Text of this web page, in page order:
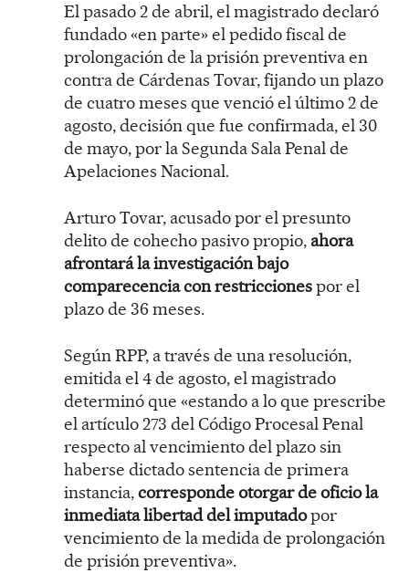
El pasado 2 de abril, el magistrado declaró
fundado «en parte» el pedido fiscal de
prolongación de la prisión preventiva en
contra de Cárdenas Tovar, fijando un plazo
de cuatro meses que venció el último 2 de
agosto, decisión que fue confirmada, el 30
de mayo, por la Segunda Sala Penal de
Apelaciones Nacional.
Arturo Tovar, acusado por el presunto
delito de cohecho pasivo propio, ahora
afrontará la investigación bajo
comparecencia con restriccionespor el
plazo de 36 meses.
Según RPP, a través de una resolución,
emitida el 4 de agosto, el magistrado
determinó que «estando a lo que prescribe
el artículo 273 del Código Procesal Penal
respecto al vencimiento del plazo sin
haberse dictado sentencia de primera
instancia,corresponde otorgar de oficio la
inmediata libertad del imputadopor
vencimiento de la medida de prolongación
de prisión preventiva».